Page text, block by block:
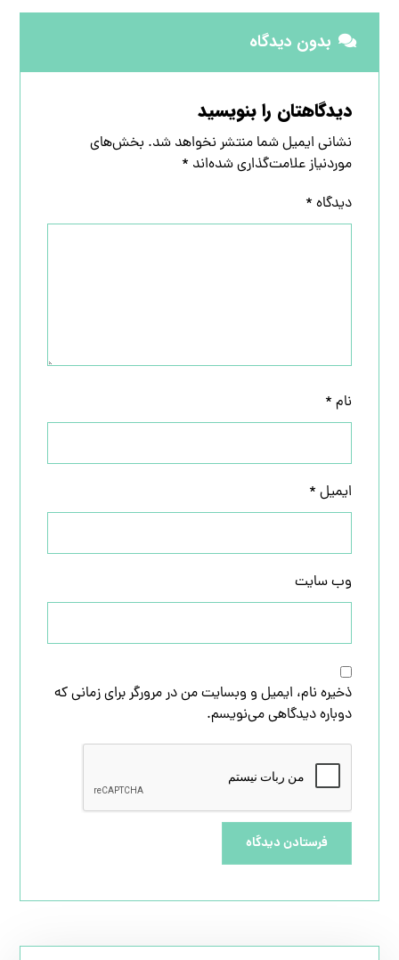
بدون دیدگاه
دیدگاهتان را بنویسید
نشانی ایمیل شما منتشر نخواهد شد. بخش‌های
موردنیاز علامت‌گذاری شده‌اند *
دیدگاه *
نام *
ایمیل *
وب‌ سایت
ذخیره نام، ایمیل و وبسایت من در مرورگر برای زمانی که
دوباره دیدگاهی می‌نویسم.
فرستادن دیدگاه